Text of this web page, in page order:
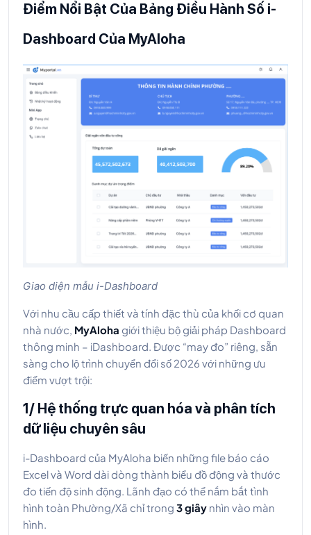
Điểm Nổi Bật Của Bảng Điều Hành Số i-
Dashboard Của MyAloha
Giao diện mẫu i-Dashboard
Với nhu cầu cấp thiết và tính đặc thù của khối cơ quan
nhà nước, MyAloha giới thiệu bộ giải pháp Dashboard
thông minh – iDashboard. Được “may đo” riêng, sẵn
sàng cho lộ trình chuyển đổi số 2026 với những ưu
điểm vượt trội:
1/ Hệ thống trực quan hóa và phân tích
dữ liệu chuyên sâu
i-Dashboard của MyAloha biến những file báo cáo
Excel và Word dài dòng thành biểu đồ động và thước
đo tiến độ sinh động. Lãnh đạo có thể nắm bắt tình
hình toàn Phường/Xã chỉ trong 3 giây nhìn vào màn
hình.